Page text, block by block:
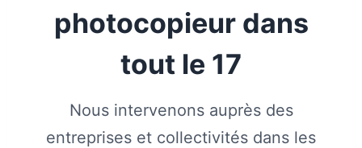
photocopieur dans
tout le 17
Nous intervenons auprès des
entreprises et collectivités dans les